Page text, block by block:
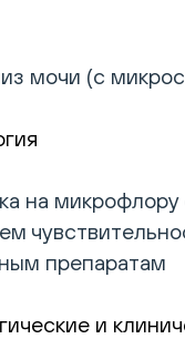
мочи (с
на микрофлору
препаратам
и